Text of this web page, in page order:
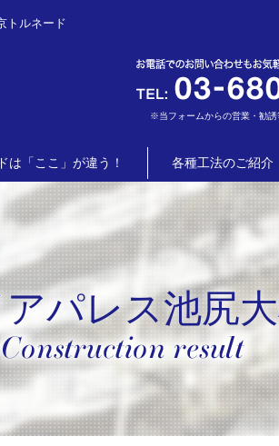
トルネード
※当フォームからの営業・勧誘
は「ここ」が違う！ 各種工法のご紹介
アパレス池尻